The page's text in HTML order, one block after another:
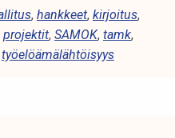
, hankkeet, kirjoitus,
projektit, SAMOK, tamk,
työelöämälähtöisyys